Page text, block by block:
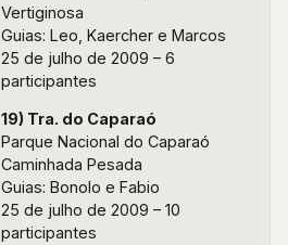
Vertiginosa
Guias: Leo, Kaercher e Marcos
25 de julho de 2009 – 6
participantes
19) Tra. do Caparaó
Parque Nacional do Caparaó
Caminhada Pesada
Guias: Bonolo e Fabio
25 de julho de 2009 – 10
participantes